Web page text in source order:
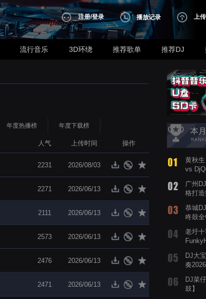
注册/登录 播放记录 上
流行音乐 3D环绕 推荐歌单 推荐DJ
年度热播榜 年度下载榜
人气 上传时间 操作
2231 2026/08/03
2271 2026/06/13
2111 2026/06/13
2573 2026/06/13
2476 2026/06/13
2471 2026/06/13
本
黄秋
vs
广州
格打
恭城
咚鼓
老圩
DJ大
奏
DJ菜
鼓】